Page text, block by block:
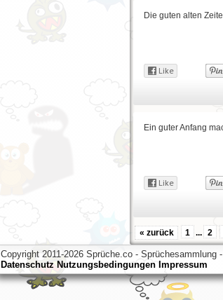
Die guten alten
Ein guter Anfang
« zurück 1 ... 2
Copyright 2011-2026 Sprüche.co -
Datenschutz Nutzungsbedingungen Impressum